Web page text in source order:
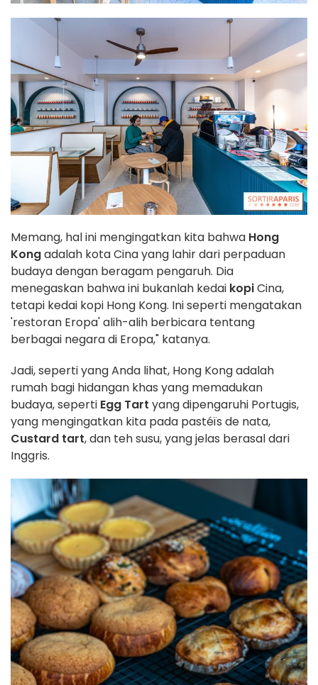
Memang, hal ini mengingatkan kita bahwa Hong
Kongadalah kota Cina yang lahir dari perpaduan
budaya dengan beragam pengaruh. Dia
menegaskan bahwa ini bukanlah kedai kopiCina,
tetapi kedai kopi Hong Kong. Ini seperti mengatakan
'restoran Eropa' alih-alih berbicara tentang
berbagai negara di Eropa," katanya.
Jadi, seperti yang Anda lihat, Hong Kong adalah
rumah bagi hidangan khas yang memadukan
budaya, seperti Egg Tart yang dipengaruhi Portugis,
yang mengingatkan kita pada pastéïs de nata,
Custard tart, dan teh susu, yang jelas berasal dari
Inggris.